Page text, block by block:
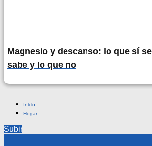
Magnesio y descanso: lo que sí se
sabe y lo que no
Inicio
Hogar
Subir